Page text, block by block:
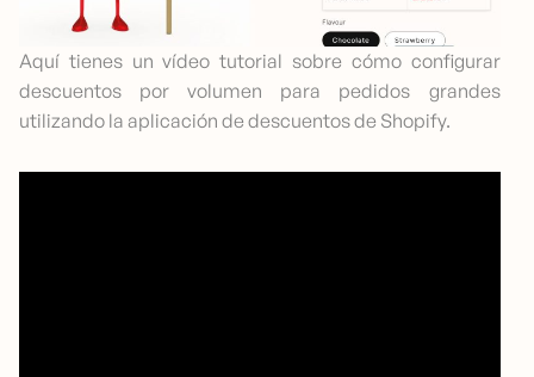
Aquí tienes un vídeo tutorial sobre cómo configurar
descuentos por volumen para pedidos grandes
utilizando la aplicación de descuentos de Shopify.